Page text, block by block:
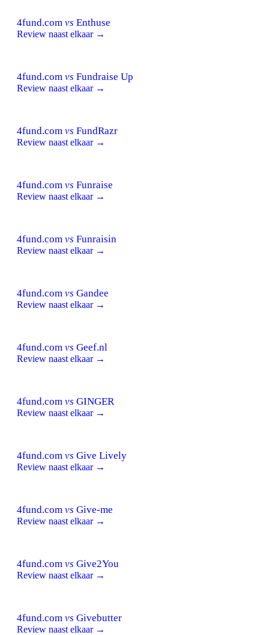
4fund.com vs Enthuse
Review naast elkaar →
4fund.com vs Fundraise Up
Review naast elkaar →
4fund.com vs FundRazr
Review naast elkaar →
4fund.com vs Funraise
Review naast elkaar →
4fund.com vs Funraisin
Review naast elkaar →
4fund.com vs Gandee
Review naast elkaar →
4fund.com vs Geef.nl
Review naast elkaar →
4fund.com vs GINGER
Review naast elkaar →
4fund.com vs Give Lively
Review naast elkaar →
4fund.com vs Give-me
Review naast elkaar →
4fund.com vs Give2You
Review naast elkaar →
4fund.com vs Givebutter
Review naast elkaar →